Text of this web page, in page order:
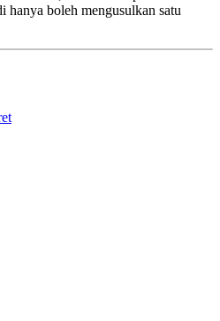
hanya boleh mengusulkan satu